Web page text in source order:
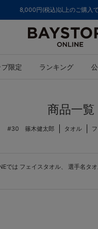
ご注文集中による発送について
限定 ランキング
商品一覧
#30 篠木健太郎 タオル
では フェイスタオル、 選手名タ